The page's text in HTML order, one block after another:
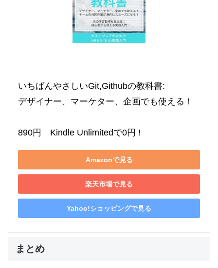
いちばんやさしいGit,Githubの教科書:
デザイナー、マーケター、企画でも使える！
890円　Kindle Unlimitedで0円 !
Amazonで見る
楽天市場で見る
Yahoo!ショッピングで見る
まとめ